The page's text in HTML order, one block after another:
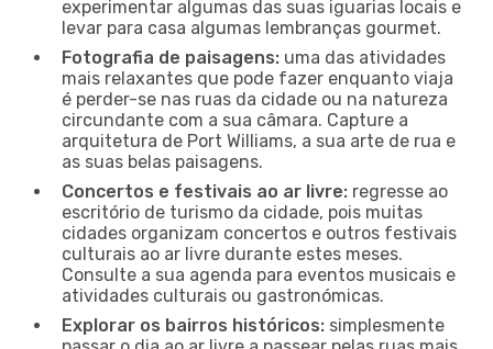
experimentar algumas das suas iguarias locais e
levar para casa algumas lembranças gourmet.
Fotografia de paisagens: uma das atividades
mais relaxantes que pode fazer enquanto viaja
é perder-se nas ruas da cidade ou na natureza
circundante com a sua câmara. Capture a
arquitetura de Port Williams, a sua arte de rua e
as suas belas paisagens.
Concertos e festivais ao ar livre: regresse ao
escritório de turismo da cidade, pois muitas
cidades organizam concertos e outros festivais
culturais ao ar livre durante estes meses.
Consulte a sua agenda para eventos musicais e
atividades culturais ou gastronómicas.
Explorar os bairros históricos: simplesmente